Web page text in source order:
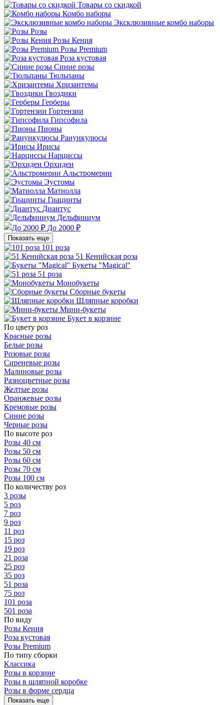
Товары со скидкой
Комбо наборы
Эксклюзивные комбо наборы
Розы
Розы Кения
Розы Premium
Роза кустовая
Синие розы
Тюльпаны
Хризантемы
Гвоздики
Герберы
Гортензии
Гипсофила
Пионы
Ранункулюсы
Ирисы
Нарциссы
Орхидеи
Альстромерии
Эустомы
Матиолла
Гиацинты
Диантус
Дельфиниум
До 2000 ₽
Показать еще
101 роза
51 Кенийская роза
Букеты "Magical"
51 роза
Монобукеты
Сборные букеты
Шляпные коробки
Мини-букеты
Букет в корзине
По цвету роз
Красные розы
Белые розы
Розовые розы
Сиреневые розы
Малиновые розы
Разноцветные розы
Желтые розы
Оранжевые розы
Кремовые розы
Синие розы
Черные розы
По высоте роз
Розы 40 см
Розы 50 см
Розы 60 см
Розы 70 см
Розы 100 см
По количеству роз
3 розы
5 роз
7 роз
9 роз
11 роз
15 роз
19 роз
21 роза
25 роз
35 роз
51 роза
75 роз
101 роза
501 роза
По виду
Розы Кения
Роза кустовая
Розы Premium
По типу сборки
Классика
Розы в корзине
Розы в шляпной коробке
Розы в форме сердца
Показать еще